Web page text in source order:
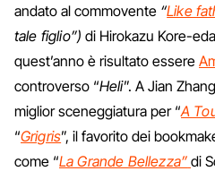
andato al commovente “Like
tale figlio”) di Hirokazu Kore-
quest’anno è risultato essere
controverso “Heli”. A Jian
miglior sceneggiatura per “A
“Grigris”, il favorito dei
come “La Grande Bellezza” di